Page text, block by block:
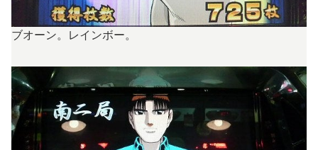
ブオーン。レインボー。